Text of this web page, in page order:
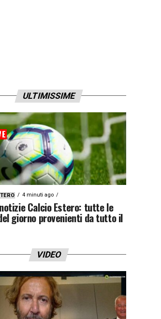
ULTIMISSIME
4 minuti ago
Calcio Estero: tutte le
giorno provenienti da tutto il
VIDEO